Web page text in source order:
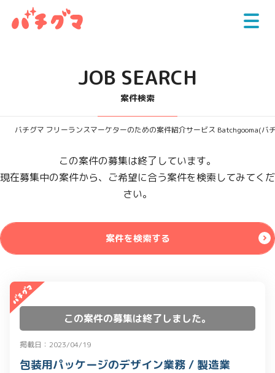
JOB SEARCH
案件検索
バチグマ フリーランスマーケターのための案件紹介サービス Batchgooma(バ
この案件の募集は終了しています。
現在募集中の案件から、ご希望に合う案件を検索してみてくだ
さい。
案件を検索する
この案件の募集は終了しました。
掲載日：2023/04/19
包装用パッケージのデザイン業務 / 製造業